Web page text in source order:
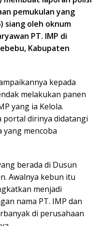
pemukulan yang
siang oleh oknum
PT. IMP di
Kabupaten
kepada
melakukan panen
yang ia Kelola.
portal dirinya didatangi
mencoba
berada di Dusun
Awalnya kebun itu
menjadi
nama PT. IMP dan
di perusahaan